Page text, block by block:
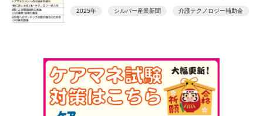
2025年 シルバー産業新聞 介護テクノロジー補助金